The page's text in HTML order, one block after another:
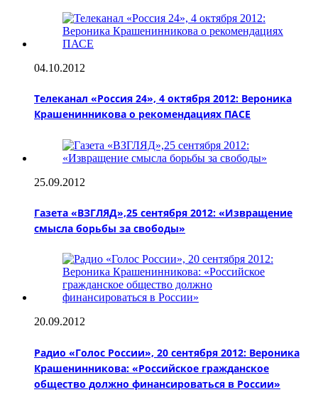
04.10.2012
Телеканал «Россия 24», 4 октября 2012: Вероника
Крашенинникова о рекомендациях ПАСЕ
25.09.2012
Газета «ВЗГЛЯД»,25 сентября 2012: «Извращение
смысла борьбы за свободы»
20.09.2012
Радио «Голос России», 20 сентября 2012: Вероника
Крашенинникова: «Российское гражданское
общество должно финансироваться в России»